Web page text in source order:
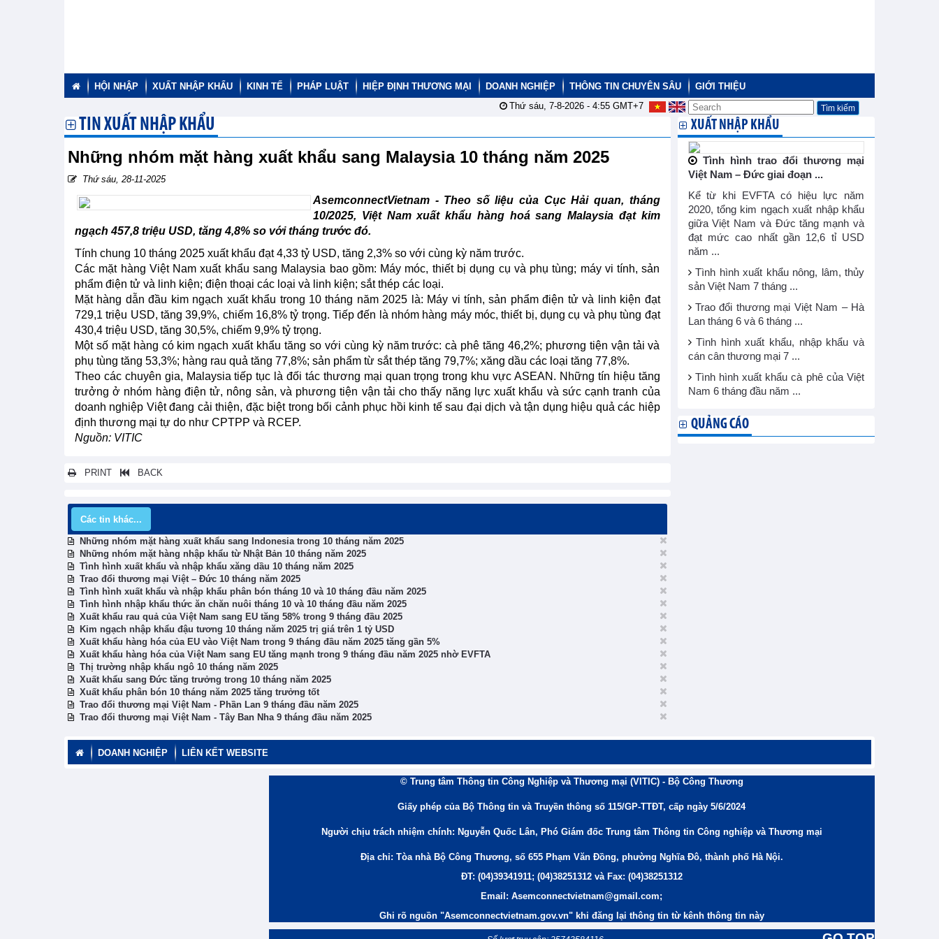
HỘI NHẬP XUẤT NHẬP KHẨU KINH TẾ PHÁP LUẬT HIỆP ĐỊNH THƯƠNG MẠI DOANH NGHIỆP THÔNG TIN CHUYÊN SÂU
GIỚI THIỆU
Thứ sáu, 7-8-2026 - 4:55GMT+7
TIN XUẤT NHẬP KHẨU
Những nhóm mặt hàng xuất khẩu sang Malaysia 10 tháng năm 2025
Thứ sáu, 28-11-2025
AsemconnectVietnam - Theo số liệu của Cục Hải quan, tháng
10/2025, Việt Nam xuất khẩu hàng hoá sang Malaysia đạt kim
ngạch 457,8 triệu USD, tăng 4,8% so với tháng trước đó.
Tính chung 10 tháng 2025 xuất khẩu đạt 4,33 tỷ USD, tăng 2,3% so với cùng kỳ năm trước.
Các mặt hàng Việt Nam xuất khẩu sang Malaysia bao gồm: Máy móc, thiết bị dụng cụ và phụ tùng; máy vi tính, sản
phẩm điện tử và linh kiện; điện thoại các loại và linh kiện; sắt thép các loại.
Mặt hàng dẫn đầu kim ngạch xuất khẩu trong 10 tháng năm 2025 là: Máy vi tính, sản phẩm điện tử và linh kiện đạt
729,1 triệu USD, tăng 39,9%, chiếm 16,8% tỷ trọng. Tiếp đến là nhóm hàng máy móc, thiết bị, dụng cụ và phụ tùng đạt
430,4 triệu USD, tăng 30,5%, chiếm 9,9% tỷ trọng.
Một số mặt hàng có kim ngạch xuất khẩu tăng so với cùng kỳ năm trước: cà phê tăng 46,2%; phương tiện vận tải và
phụ tùng tăng 53,3%; hàng rau quả tăng 77,8%; sản phẩm từ sắt thép tăng 79,7%; xăng dầu các loại tăng 77,8%.
Theo các chuyên gia, Malaysia tiếp tục là đối tác thương mại quan trọng trong khu vực ASEAN. Những tín hiệu tăng
trưởng ở nhóm hàng điện tử, nông sản, và phương tiện vận tải cho thấy năng lực xuất khẩu và sức cạnh tranh của
doanh nghiệp Việt đang cải thiện, đặc biệt trong bối cảnh phục hồi kinh tế sau đại dịch và tận dụng hiệu quả các hiệp
định thương mại tự do như CPTPP và RCEP.
Nguồn: VITIC
PRINT BACK
Các tin khác...
Những nhóm mặt hàng xuất khẩu sang Indonesia trong 10 tháng năm 2025
Những nhóm mặt hàng nhập khẩu từ Nhật Bản 10 tháng năm 2025
Tình hình xuất khẩu và nhập khẩu xăng dầu 10 tháng năm 2025
Trao đổi thương mại Việt – Đức 10 tháng năm 2025
Tình hình xuất khẩu và nhập khẩu phân bón tháng 10 và 10 tháng đầu năm 2025
Tình hình nhập khẩu thức ăn chăn nuôi tháng 10 và 10 tháng đầu năm 2025
Xuất khẩu rau quả của Việt Nam sang EU tăng 58% trong 9 tháng đầu 2025
Kim ngạch nhập khẩu đậu tương 10 tháng năm 2025 trị giá trên 1 tỷ USD
Xuất khẩu hàng hóa của EU vào Việt Nam trong 9 tháng đầu năm 2025 tăng gần 5%
Xuất khẩu hàng hóa của Việt Nam sang EU tăng mạnh trong 9 tháng đầu năm 2025 nhờ EVFTA
Thị trường nhập khẩu ngô 10 tháng năm 2025
Xuất khẩu sang Đức tăng trưởng trong 10 tháng năm 2025
Xuất khẩu phân bón 10 tháng năm 2025 tăng trưởng tốt
Trao đổi thương mại Việt Nam - Phần Lan 9 tháng đầu năm 2025
Trao đổi thương mại Việt Nam - Tây Ban Nha 9 tháng đầu năm 2025
XUẤT NHẬP KHẨU
Tình hình trao đổi thương mại
Việt Nam – Đức giai đoạn ...
Kể từ khi EVFTA có hiệu lực năm
2020, tổng kim ngạch xuất nhập khẩu
giữa Việt Nam và Đức tăng mạnh và
đạt mức cao nhất gần 12,6 tỉ USD
năm ...
Tình hình xuất khẩu nông, lâm, thủy
sản Việt Nam 7 tháng ...
Trao đổi thương mại Việt Nam – Hà
Lan tháng 6 và 6 tháng ...
Tình hình xuất khẩu, nhập khẩu và
cán cân thương mại 7 ...
Tình hình xuất khẩu cà phê của Việt
Nam 6 tháng đầu năm ...
QUẢNG CÁO
DOANH NGHIỆP LIÊN KẾT WEBSITE
© Trung tâm Thông tin Công Nghiệp và Thương mại (VITIC) - Bộ Công Thương
Giấy phép của Bộ Thông tin và Truyền thông số 115/GP-TTĐT, cấp ngày 5/6/2024
Người chịu trách nhiệm chính: Nguyễn Quốc Lân, Phó Giám đốc Trung tâm Thông tin Công nghiệp và Thương mại
Địa chỉ: Tòa nhà Bộ Công Thương, số 655 Phạm Văn Đồng, phường Nghĩa Đô, thành phố Hà Nội.
ĐT: (04)39341911; (04)38251312 và Fax: (04)38251312
Email: Asemconnectvietnam@gmail.com;
Ghi rõ nguồn "Asemconnectvietnam.gov.vn" khi đăng lại thông tin từ kênh thông tin này